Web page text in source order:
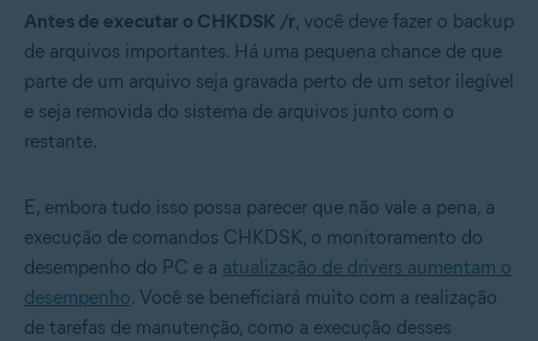
Antes de executar o CHKDSK /r, você deve fazer o backup
de arquivos importantes. Há uma pequena chance de que
parte de um arquivo seja gravada perto de um setor ilegível
e seja removida do sistema de arquivos junto com o
restante.
E, embora tudo isso possa parecer que não vale a pena, a
execução de comandos CHKDSK, o monitoramento do
desempenho do PC e a atualização de drivers aumentam o
desempenho. Você se beneficiará muito com a realização
de tarefas de manutenção, como a execução desses